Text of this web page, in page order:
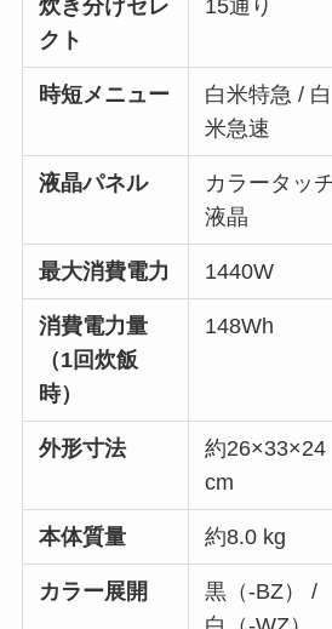
炊き分けセレ
クト
15通り
時短メニュー
白米特急 / 白
米急速
液晶パネル
カラータッ
液晶
最大消費電力 1440W
消費電力量
（1回炊飯
時）
148Wh
外形寸法
約26×33×24
cm
本体質量 約8.0 kg
カラー展開
黒（-BZ） /